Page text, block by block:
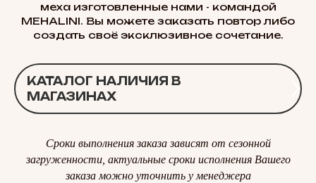
меха изготовленные нами - командой
MEHALINI. Вы можете заказать повтор либо
создать своё эксклюзивное сочетание.
КАТАЛОГ НАЛИЧИЯ В
МАГАЗИНАХ
Сроки выполнения заказа зависят от сезонной
загруженности, актуальные сроки исполнения Вашего
заказа можно уточнить у менеджера